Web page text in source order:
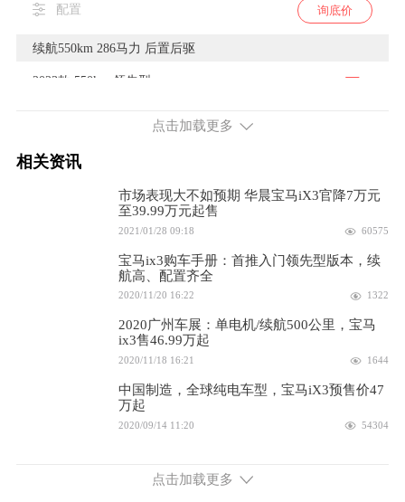
配置 询底价
续航550km 286马力 后置后驱
2023款 550km 领先型 40.50万
续航535km 286马力 后置后驱
2023款 535km 创领型 44.50万
询底价
点击加载更多
相关资讯
市场表现大不如预期 华晨宝马iX3官降7万元
至39.99万元起售
2021/01/28 09:18 60575
宝马ix3购车手册：首推入门领先型版本，续
航高、配置齐全
2020/11/20 16:22 1322
2020广州车展：单电机/续航500公里，宝马
ix3售46.99万起
2020/11/18 16:21 1644
中国制造，全球纯电车型，宝马iX3预售价47
万起
2020/09/14 11:20 54304
2020/05/15 10:15
点击加载更多